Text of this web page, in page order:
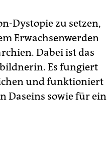
Dystopie zu setzen,
Erwachsenwerden
Dabei ist das
Es fungiert
und funktioniert
Daseins sowie für ein